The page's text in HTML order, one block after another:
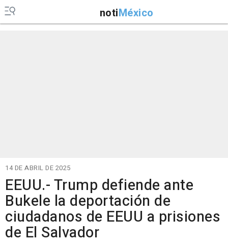
notiMéxico
14 DE ABRIL DE 2025
EEUU.- Trump defiende ante
Bukele la deportación de
ciudadanos de EEUU a prisiones
de El Salvador